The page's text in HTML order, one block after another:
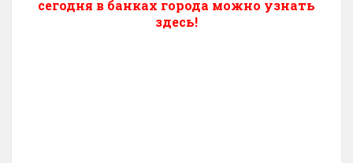
сегодня в банках города можно узнать
здесь!